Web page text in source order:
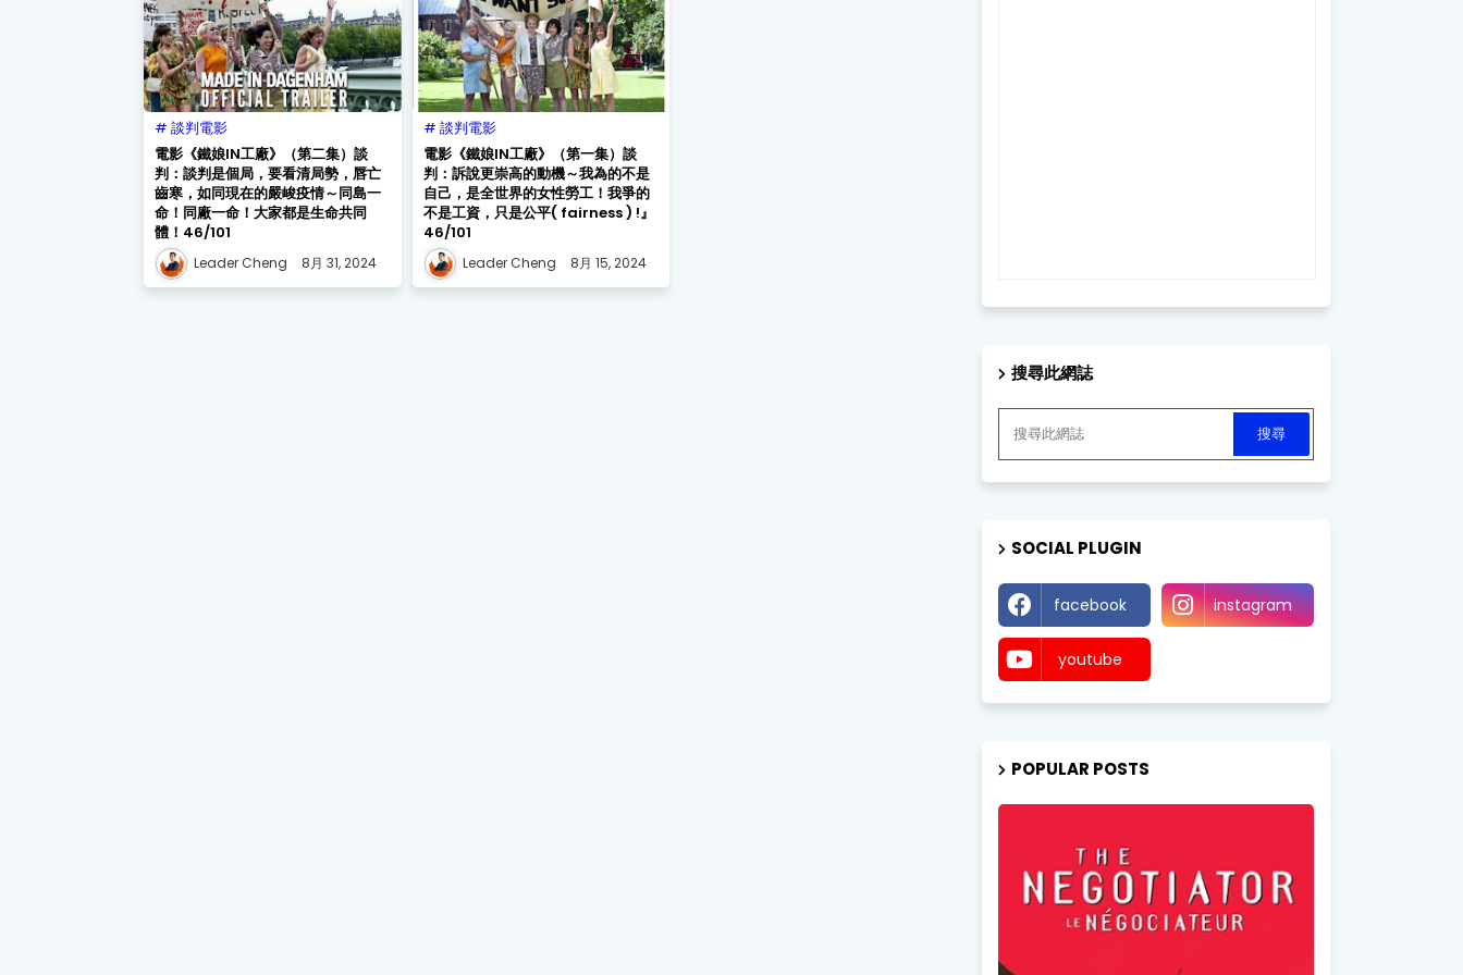
談判電影
電影《鐵娘IN工廠》（第二集）談
判：談判是個局，要看清局勢，唇亡
齒寒，如同現在的嚴峻疫情～同島一
命！同廠一命！大家都是生命共同
體！46/101
Leader Cheng 8月 31, 2024
談判電影
電影《鐵娘IN工廠》（第一集）談
判：訴說更崇高的動機～我為的不是
自己，是全世界的女性勞工！我爭的
不是工資，只是公平( fairness ) !』
46/101
Leader Cheng 8月 15, 2024
搜尋此網誌
SOCIAL PLUGIN
facebook instagram
youtube
POPULAR POSTS